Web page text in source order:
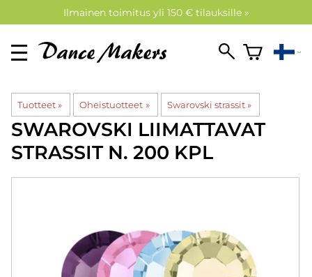
Ilmainen toimitus yli 150 € tilauksille »
Tuotteet‪» Oheistuotteet ‪» Swarovski strassit ‪»
SWAROVSKI LIIMATTAVAT
STRASSIT N. 200 KPL